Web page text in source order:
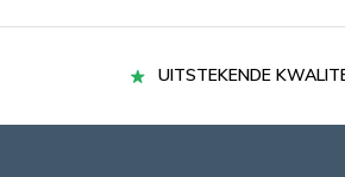
UITSTEKENDE